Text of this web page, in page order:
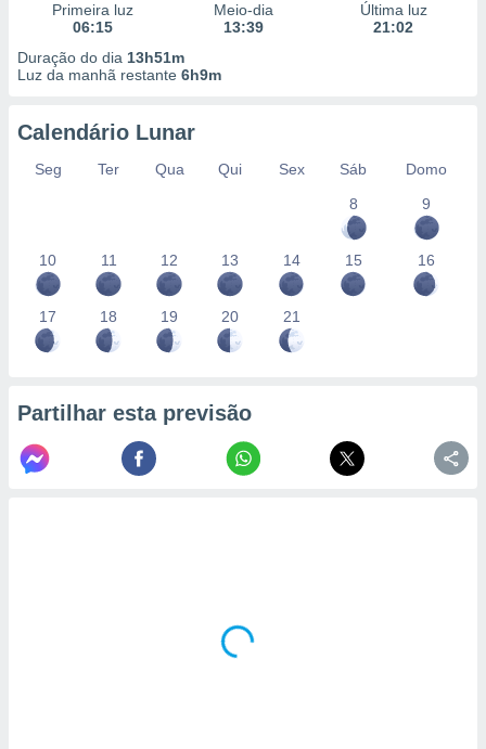
Primeira luz
06:15
Meio-dia
13:39
Última luz
21:02
Duração do dia 13h51m
Luz da manhã restante 6h9m
Calendário Lunar
Seg Ter Qua Qui Sex Sáb
Domo
8
9
10 11 12 13 14 15 16
17 18 19 20 21
Partilhar esta previsão